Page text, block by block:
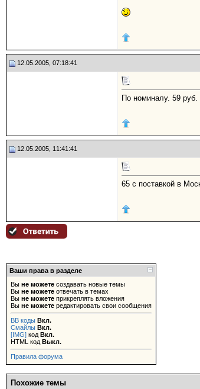
12.05.2005, 07:18:41
По номиналу. 59 руб.
12.05.2005, 11:41:41
65 с поставкой в
Ваши права в разделе
Вы не можете создавать новые темы
Вы не можете отвечать в темах
Вы не можете прикреплять вложения
Вы не можете редактировать свои сообщения
BB коды Вкл.
Смайлы Вкл.
[IMG] код Вкл.
HTML код Выкл.
Правила форума
Похожие темы